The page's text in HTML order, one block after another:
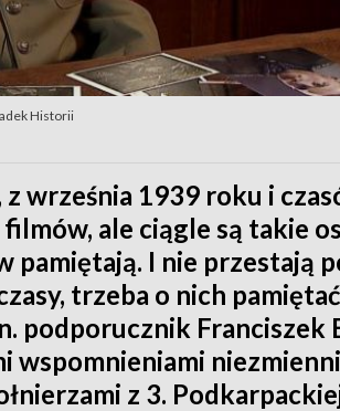
Historii
września 1939 roku i
ale ciągle są takie
pamiętają. I nie przestają
trzeba o nich
podporucznik Franciszek
wspomnieniami
z 3.